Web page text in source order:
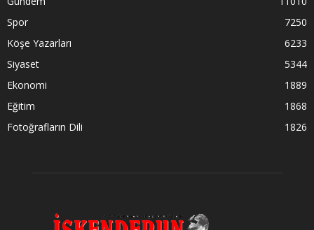
Spor
7250
Köşe Yazarları
6233
Siyaset
5344
Ekonomi
1889
Eğitim
1868
Fotoğrafların Dili
1826